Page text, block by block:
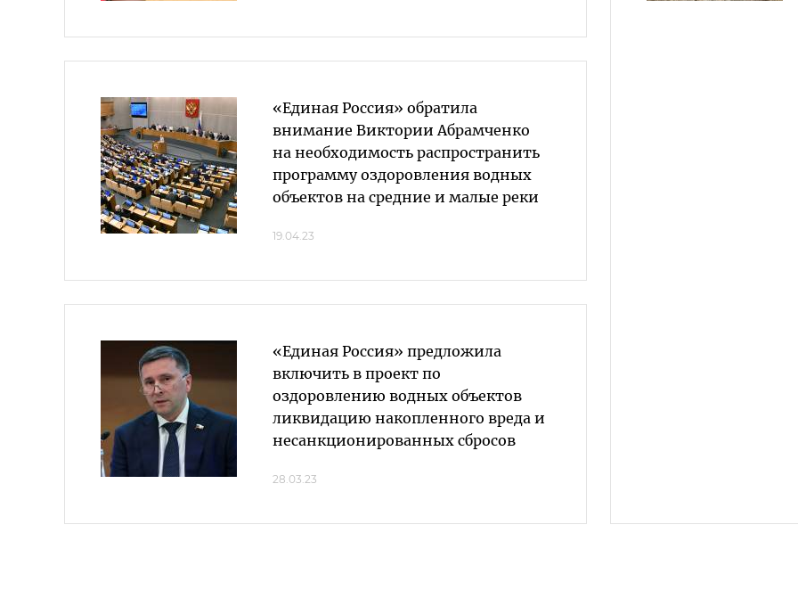
«Единая Россия» обратила
внимание Виктории Абрамченко
на необходимость распространить
программу оздоровления водных
объектов на средние и малые реки
19.04.23
«Единая Россия» предложила
включить в проект по
оздоровлению водных объектов
ликвидацию накопленного вреда и
несанкционированных сбросов
28.03.23